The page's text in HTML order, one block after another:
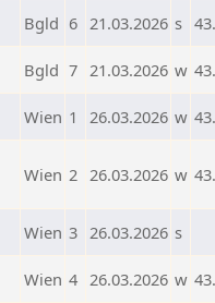
Bgld 6 21.03.2026 s
Bgld 7 21.03.2026 w
Wien 1 26.03.2026 w
Wien 2 26.03.2026 w
Wien 3 26.03.2026 s
Wien 4 26.03.2026 w